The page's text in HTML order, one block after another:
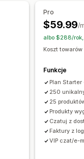
Kanada
Szwecja
Wystrój wnętrz
Ekologiczne
zamówień
Pro
$59.99/
albo $288/
Koszt towarów
Funkcje
Plan Starter
250
25
Produkty
Czatuj z
Faktury z
VIP czat/e-